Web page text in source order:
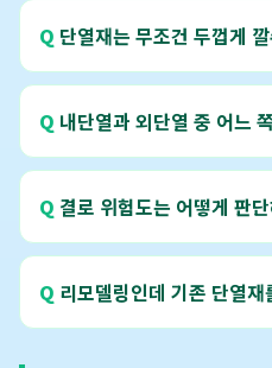
단열재는 무조건 두껍게
내단열과 외단열 중 어느
결로 위험도는 어떻게 판
리모델링인데 기존 단열